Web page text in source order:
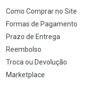
Como Comprar no Site
Formas de Pagamento
Prazo de Entrega
Reembolso
Troca ou Devolução
Marketplace